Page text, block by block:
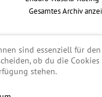
Gesamtes Archiv
Enduro, Endurosport,
sind essenziell für
ob du die
stehen.